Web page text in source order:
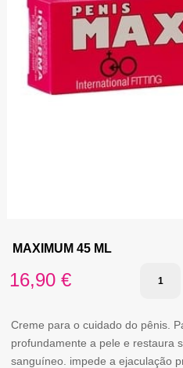
MAXIMUM 45 ML
16,90 €
45
Creme para o cuidado do pênis.
profundamente a pele e restaura
sanguíneo. impede a ejaculação